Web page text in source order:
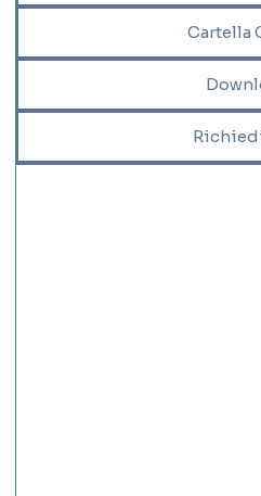
Cartella